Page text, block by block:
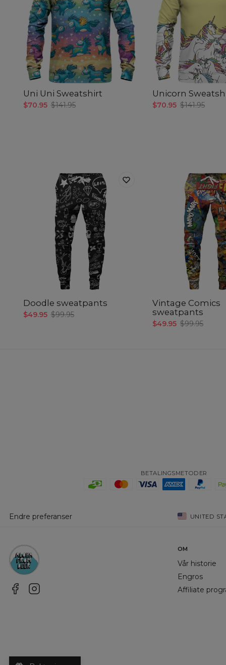
Uni Uni Sweatshirt
$70.95 $141.95
Unicorn
$70.95 $141.95
Doodle sweatpants
$49.95 $99.95
Vintage Comics
sweatpants
$49.95 $99.95
BETALINGSMETODER
Endre preferanser UNITED
OM
Vår historie
Engros
Affiliate